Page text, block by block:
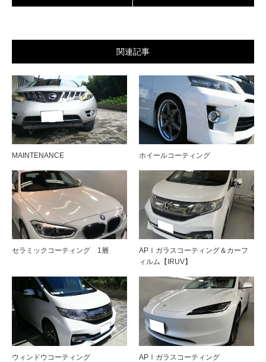
関連記事
MAINTENANCE ホイールコーティング
セラミックコーティング 1層
APⅠガラスコーティング＆カーフ
ィルム【IRUV】
ウィンドウコーティング APⅠガラスコーティング